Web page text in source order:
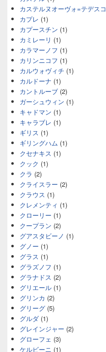
カステルヌオーヴォ=テデスコ
カプレ (1)
カプースチン (1)
カミレーリ (1)
カラマーノフ (1)
カリンニコフ (1)
カルウォヴィチ (1)
カルドーナ (1)
カントルーブ (2)
ガーシュウィン (1)
キャドマン (1)
キャラブレ (1)
ギリス (1)
ギリングハム (1)
クセナキス (1)
クック (1)
クラ (2)
クライスラー (2)
クラウス (1)
クレメンティ (1)
クローリー (1)
クープラン (2)
グアスタビーノ (1)
グノー (1)
グラス (1)
グラズノフ (1)
グラナドス (2)
グリエール (1)
グリンカ (2)
グリーグ (5)
グルダ (1)
グレインジャー (2)
グローフェ (3)
ケルビーニ (1)